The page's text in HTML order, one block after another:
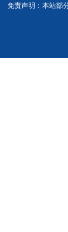
免责声明：本站部